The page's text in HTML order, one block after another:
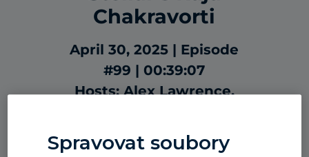
Chakravorti
April 30, 2025
Episode
#99
00:39:07
Hosts: Alex Lawrence,
Chakravorti
Spravovat soubory